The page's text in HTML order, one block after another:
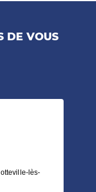
DE VOUS
lès-